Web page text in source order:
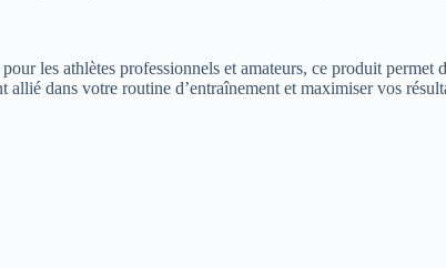
les athlètes professionnels et amateurs, ce produit permet
dans votre routine d’entraînement et maximiser vos